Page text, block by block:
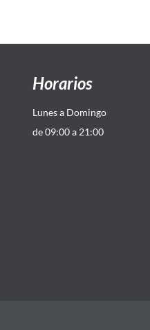
Horarios
Lunes a Domingo
de 09:00 a 21:00